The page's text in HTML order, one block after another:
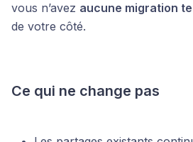
vous n’avez aucune migration
de votre côté.
Ce qui ne change pas